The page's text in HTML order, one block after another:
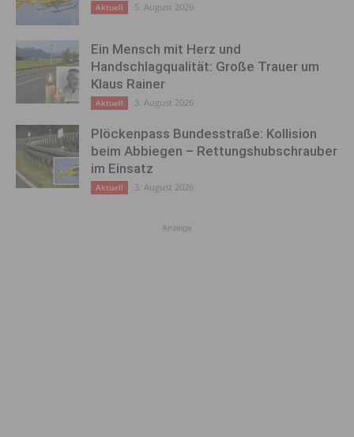
Aktuell 5. August 2026
Ein Mensch mit Herz und
Handschlagqualität: Große Trauer um
Klaus Rainer
Aktuell 3. August 2026
Plöckenpass Bundesstraße: Kollision
beim Abbiegen – Rettungshubschrauber
im Einsatz
Aktuell 3. August 2026
Anzeige